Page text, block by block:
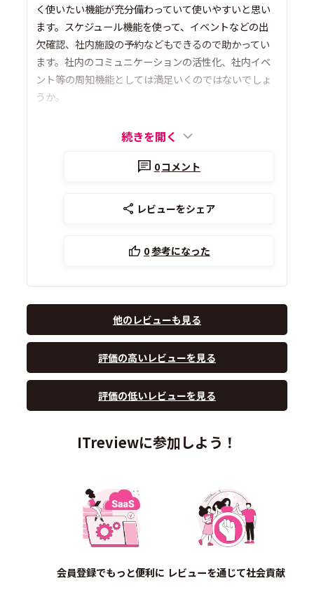
く使いたい機能が充分備わっていて使いやすいと思い
ます。スケジュール機能を使って、イベントなどの出
欠確認、社内施設の予約などもできるので助かってい
ます。社内のコミュニケーションの活性化、社内イベ
ント等の周知機能としては満足いくのではないでしょ
うか。
続きを開く
0コメント
レビューをシェア
0参考になった
他のレビューも見る
評価の高いレビューを見る
評価の低いレビューを見る
ITreviewに参加しよう！
会員登録でもっと便利に レビューを通じて社会貢献